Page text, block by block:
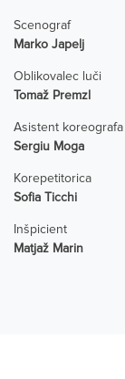
Scenograf
Marko Japelj
Oblikovalec luči
Tomaž Premzl
Asistent koreografa
Sergiu Moga
Korepetitorica
Sofia Ticchi
Inšpicient
Matjaž Marin